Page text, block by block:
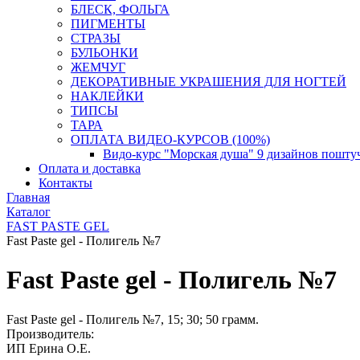
БЛЕСК, ФОЛЬГА
ПИГМЕНТЫ
СТРАЗЫ
БУЛЬОНКИ
ЖЕМЧУГ
ДЕКОРАТИВНЫЕ УКРАШЕНИЯ ДЛЯ НОГТЕЙ
НАКЛЕЙКИ
ТИПСЫ
ТАРА
ОПЛАТА ВИДЕО-КУРСОВ (100%)
Видо-курс "Морская душа" 9 дизайнов
Оплата и доставка
Контакты
Главная
Каталог
FAST PASTE GEL
Fast Paste gel - Полигель №7
Fast Paste gel - Полигель №7
Fast Paste gel - Полигель №7, 15; 30; 50 грамм.
Производитель:
ИП Ерина О.Е.